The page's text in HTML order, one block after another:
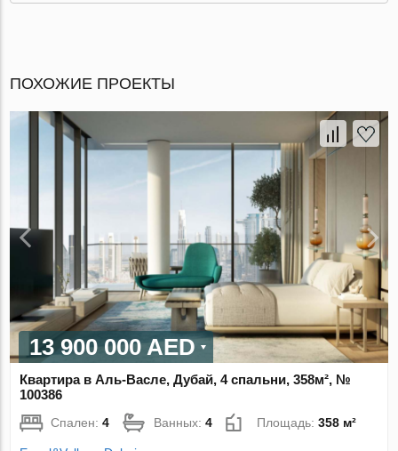
ПОХОЖИЕ ПРОЕКТЫ
13 900 000 AED
Квартира в Аль-Васле, Дубай, 4 спальни, 358м², №
100386
Спален:4 Ванных:4 Площадь:358 м²